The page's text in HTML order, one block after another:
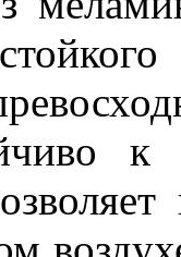
к